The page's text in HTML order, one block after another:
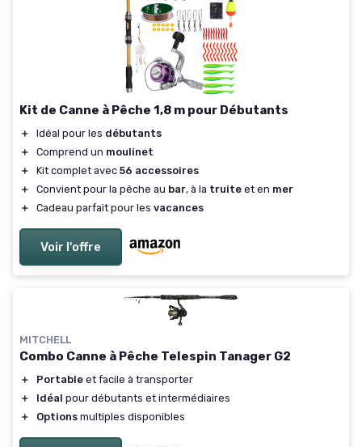
Kit de Canne à Pêche 1,8 m pour Débutants
＋ Idéal pour les débutants
＋
Comprend un moulinet
＋
Kit complet avec 56 accessoires
＋
Convient pour la pêche au bar, à la truite et en mer
＋
Cadeau parfait pour les vacances
Voir l'offre
MITCHELL
Combo Canne à Pêche Telespin Tanager G2
＋ Portable et facile à transporter
＋
Idéal pour débutants et intermédiaires
＋
Options multiples disponibles